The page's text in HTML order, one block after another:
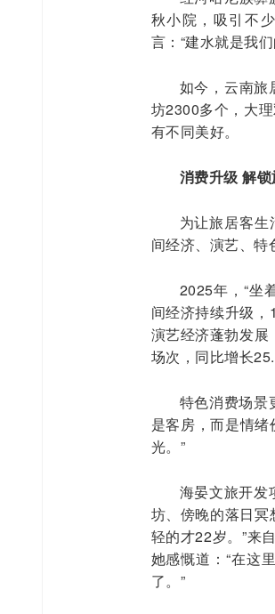
秋小院，吸引不
言：“建水就是我
如今，云南旅
坊2300多个，大
有不同美好。
消费升级 解
为让旅居客
间经济、演艺、特
2025年，“坐
间经济持续升级
演艺经济蓬勃发
场次，同比增长
特色消费场景
是客房，而是情
光。”
海晏文旅开发
坊、傍晚的落日
轻的才22岁。”来
她感慨道：“在这
了。”